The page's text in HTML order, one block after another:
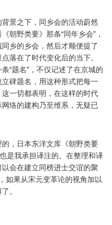
景之下，同乡会的活动蔚然
朝野类要》那条“同年乡会”，
乡的乡会，然后才顺便提了
落在了时代变化后的当下。
“题名”，不仅记述了在京城的
碑题名，用这种形式把每一
一切都表明，在这样的时代
络的建构乃至维系，无疑已
的，日本东洋文库《朝野类要
是我承担译注的。在整理和译
会在建立同榜进士交谊的聚
如果从宋元变革论的视角加以
。